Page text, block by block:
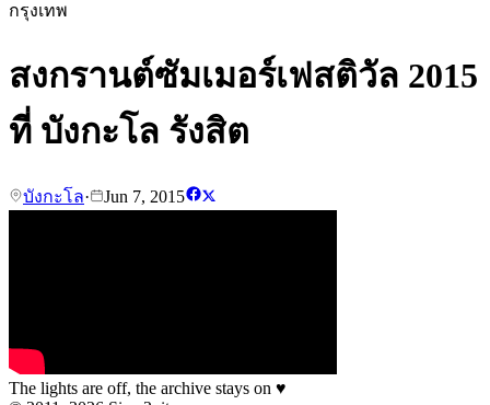
กรุงเทพ
สงกรานต์ซัมเมอร์เฟสติวัล 2015
ที่ บังกะโล รังสิต
บังกะโล· Jun 7, 2015
The lights are off, the archive stays on ♥